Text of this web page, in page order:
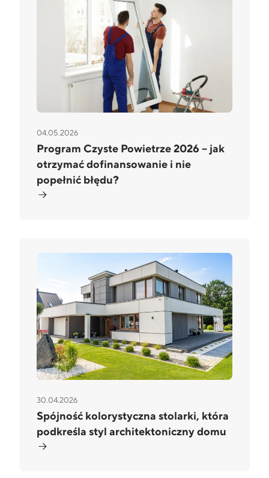
04.05.2026
Program Czyste Powietrze 2026 – jak
otrzymać dofinansowanie i nie
popełnić błędu?
30.04.2026
Spójność kolorystyczna stolarki, która
podkreśla styl architektoniczny domu